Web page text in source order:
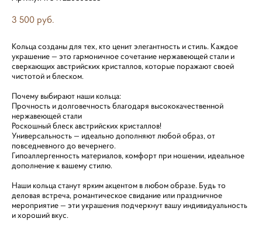
3 500 pуб.
Кольца созданы для тех, кто ценит элегантность и стиль. Каждое
украшение — это гармоничное сочетание нержавеющей стали и
сверкающих австрийских кристаллов, которые поражают своей
чистотой и блеском.
Почему выбирают наши кольца:
Прочность и долговечность благодаря высококачественной
нержавеющей стали
Роскошный блеск австрийских кристаллов!
Универсальность — идеально дополняют любой образ, от
повседневного до вечернего.
Гипоаллергенность материалов, комфорт при ношении, идеальное
дополнение к вашему стилю.
Наши кольца станут ярким акцентом в любом образе. Будь то
деловая встреча, романтическое свидание или праздничное
мероприятие — эти украшения подчеркнут вашу индивидуальность
и хороший вкус.